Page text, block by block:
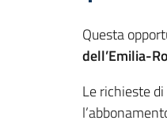
Questa
dell’Emilia-
Le richieste